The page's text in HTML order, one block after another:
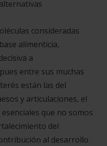
consideradas
alimenticia,
a
entre sus muchas
están las del
y articulaciones, el
que no somos
del
al desarrollo